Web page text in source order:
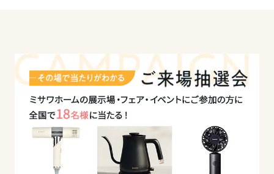
香川県
愛媛県